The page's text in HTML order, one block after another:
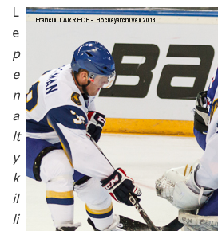
L
e
p
e
n
a
lt
y
k
il
li